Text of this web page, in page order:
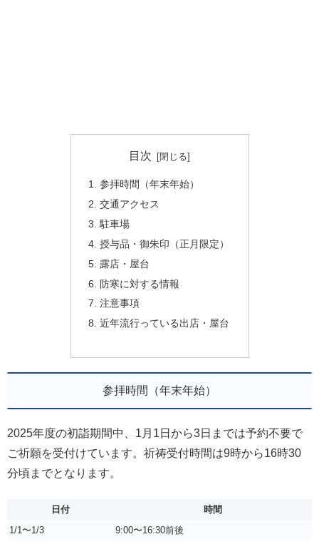
目次
参拝時間（年末年始）
交通アクセス
駐車場
授与品・御朱印（正月限定）
露店・屋台
防寒に対する情報
注意事項
近年流行っている出店・屋台
参拝時間（年末年始）
2025年度の初詣期間中、1月1日から3日までは予約不要で
ご祈願を受付けています。祈祷受付時間は9時から16時30
分頃までとなります。
日付
時間
1/1〜1/3
9:00〜16:30前後